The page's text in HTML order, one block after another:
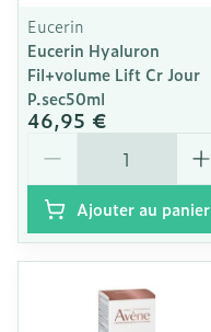
Eucerin
Eucerin Hyaluron
Fil+volume Lift Cr Jour
P.sec50ml
46,95 €
Ajouter au panier